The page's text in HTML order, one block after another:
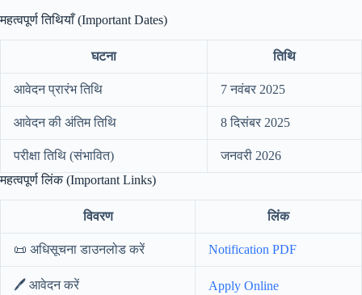
महत्वपूर्ण तिथियाँ (Important Dates)
घटना तिथि
आवेदन प्रारंभ तिथि 7 नवंबर 2025
आवेदन की अंतिम तिथि 8 दिसंबर 2025
परीक्षा तिथि (संभावित)
जनवरी 2026
महत्वपूर्ण लिंक (Important Links)
विवरण लिंक
📜 अधिसूचना डाउनलोड करें Notification PDF
🖊️ आवेदन करें Apply Online